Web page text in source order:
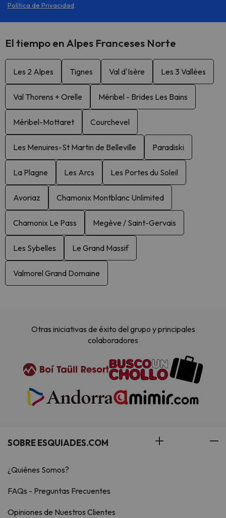
Política de Privacidad
El tiempo en Alpes Franceses Norte
Les 2 Alpes Tignes Val d'Isère Les 3 Vallées
Val Thorens + Orelle Méribel - Brides Les Bains
Méribel-Mottaret Courchevel
Les Menuires-St Martin de Belleville Paradiski
La Plagne Les Arcs Les Portes du Soleil
Avoriaz Chamonix Montblanc Unlimited
Chamonix Le Pass Megève / Saint-Gervais
Les Sybelles Le Grand Massif
Valmorel Grand Domaine
Otras iniciativas de éxito del grupo y principales
colaboradores
SOBRE ESQUIADES.COM
¿Quiénes Somos?
FAQs - Preguntas Frecuentes
Opiniones de Nuestros Clientes